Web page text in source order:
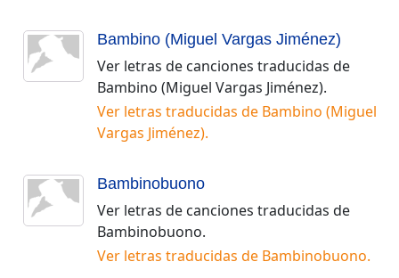
Bambino (Miguel Vargas Jiménez)
Ver letras de canciones traducidas de
Bambino (Miguel Vargas Jiménez).
Ver letras traducidas de Bambino (Miguel
Vargas Jiménez).
Bambinobuono
Ver letras de canciones traducidas de
Bambinobuono.
Ver letras traducidas de Bambinobuono.